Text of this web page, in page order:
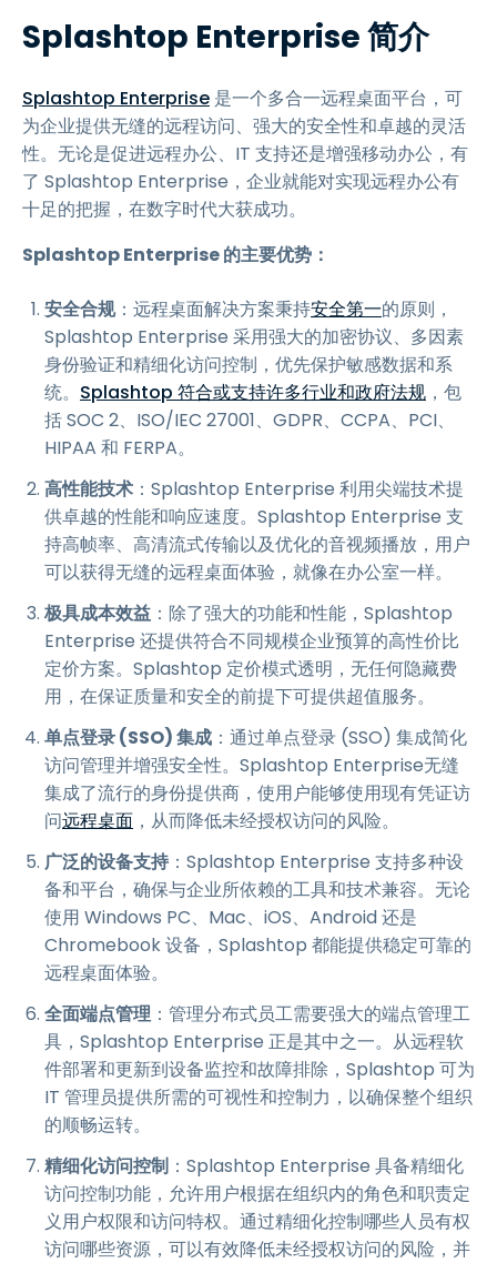
Splashtop Enterprise 简介
Splashtop Enterprise 是一个多合一远程桌面平台，可
为企业提供无缝的远程访问、强大的安全性和卓越的灵活
性。无论是促进远程办公、IT 支持还是增强移动办公，有
了 Splashtop Enterprise，企业就能对实现远程办公有
十足的把握，在数字时代大获成功。
Splashtop Enterprise 的主要优势：
安全合规：远程桌面解决方案秉持安全第一的原则，
Splashtop Enterprise 采用强大的加密协议、多因素
身份验证和精细化访问控制，优先保护敏感数据和系
统。 Splashtop 符合或支持许多行业和政府法规 ，包
括 SOC 2、ISO/IEC 27001、GDPR、CCPA、PCI、
HIPAA 和 FERPA。
高性能技术 ：Splashtop Enterprise 利用尖端技术提
供卓越的性能和响应速度。Splashtop Enterprise 支
持高帧率、高清流式传输以及优化的音视频播放，用户
可以获得无缝的远程桌面体验，就像在办公室一样。
极具成本效益 ：除了强大的功能和性能，Splashtop
Enterprise 还提供符合不同规模企业预算的高性价比
定价方案。Splashtop 定价模式透明，无任何隐藏费
用，在保证质量和安全的前提下可提供超值服务。
单点登录 (SSO) 集成 ：通过单点登录 (SSO) 集成简化
访问管理并增强安全性。Splashtop Enterprise无缝
集成了流行的身份提供商，使用户能够使用现有凭证访
问远程桌面 ，从而降低未经授权访问的风险。
广泛的设备支持 ：Splashtop Enterprise 支持多种设
备和平台，确保与企业所依赖的工具和技术兼容。无论
使用 Windows PC、Mac、iOS、Android 还是
Chromebook 设备，Splashtop 都能提供稳定可靠的
远程桌面体验。
全面端点管理 ：管理分布式员工需要强大的端点管理工
具，Splashtop Enterprise 正是其中之一。从远程软
件部署和更新到设备监控和故障排除，Splashtop 可为
IT 管理员提供所需的可视性和控制力，以确保整个组织
的顺畅运转。
精细化访问控制 ：Splashtop Enterprise 具备精细化
访问控制功能，允许用户根据在组织内的角色和职责定
义用户权限和访问特权。通过精细化控制哪些人员有权
访问哪些资源，可以有效降低未经授权访问的风险，并